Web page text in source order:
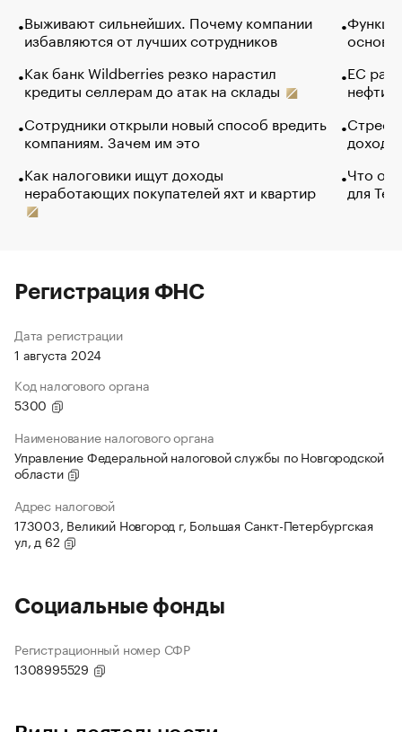
Выживают сильнейших. Почему компании
избавляются от лучших сотрудников
Как банк Wildberries резко нарастил
кредиты селлерам до атак на склады
Сотрудники открыли новый способ вредить
компаниям. Зачем им это
Как налоговики ищут доходы
неработающих покупателей яхт и квартир
основ
ЕС
нефти
Что
для
Регистрация ФНС
Дата регистрации
1 августа 2024
Код налогового органа
5300
Наименование налогового органа
Управление Федеральной налоговой службы по Новгородской
области
Адрес налоговой
173003, Великий Новгород г, Большая Санкт-Петербургская
ул, д 62
Социальные фонды
Регистрационный номер СФР
1308995529